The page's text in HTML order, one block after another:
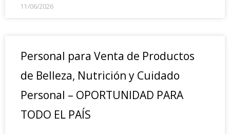
11/06/2026
Personal para Venta de Productos
de Belleza, Nutrición y Cuidado
Personal – OPORTUNIDAD PARA
TODO EL PAÍS